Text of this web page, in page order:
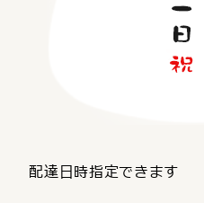
配達日時指定できます